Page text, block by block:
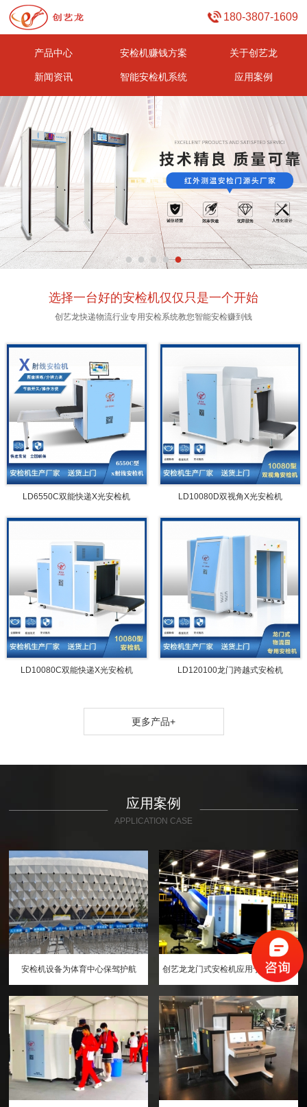
180-3807-1609
产品中心 安检机赚钱方案 关于创艺龙
新闻资讯 智能安检机系统 应用案例
● ● ● ● ●
选择一台好的安检机仅仅只是一个开始
创艺龙快递物流行业专用安检系统教您智能安检赚到钱
LD6550C双能快递X光安检机 LD10080D双视角X光安检机
LD10080C双能快递X光安检机 LD120100龙门跨越式安检机
更多产品+
应用案例
APPLICATION CASE
安检机设备为体育中心保驾护航 创艺龙龙门式安检机应用于德邦物流
中心